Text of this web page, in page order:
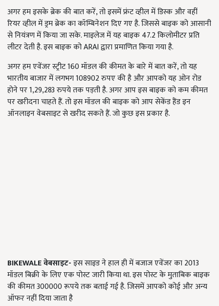
अगर हम इसके ब्रेक की बात करें, तो इसमें फ्रंट व्हील में डिस्क और वहीं
रियर व्हील में ड्रम ब्रेक का कॉम्बिनेशन दिए गए है. जिससे बाइक को आसानी
से नियंत्रण में किया जा सके. माइलेज में यह बाइक 47.2 किलोमीटर प्रति
लीटर देती है. इस बाइक को ARAI द्वारा प्रमाणित किया गया है.
अगर हम एवेंजर स्ट्रीट 160 मॉडल की कीमत के बारे में बात करें, तो यह
भारतीय बाजार में लगभग 108902 रुपए की है और आपको यह ओन रोड
होने पर 1,29,283 रुपये तक पड़ती है. अगर आप इस बाइक को कम कीमत
पर खरीदना चाहते हैं. तो इस मॉडल की बाइक को आप सेकेंड हैंड इन
ऑनलाइन वेबसाइट से खरीद सकते हैं. जो कुछ इस प्रकार है.
BIKEWALEवेबसाइट-इस साइड ने हाल ही में बजाज एवेंजर का 2013
मॉडल बिक्री के लिए एक पोस्ट जारी किया था. इस पोस्ट के मुताबिक बाइक
की कीमत 300000 रूपये तक बताई गई है. जिसमें आपको कोई और अन्य
ऑफर नहीं दिया जाता है